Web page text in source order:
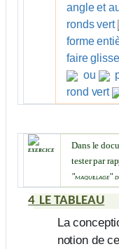
angle et
ronds vert
forme
faire
ou
rond vert
exercice
Dans le
tester par
"maquillage"
4 LE TABLEAU
La
notion de